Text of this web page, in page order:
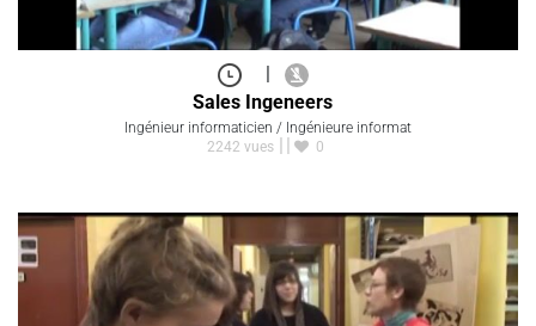
Sales Ingeneers
Ingénieur informaticien / Ingénieure informat
2242 vues
0